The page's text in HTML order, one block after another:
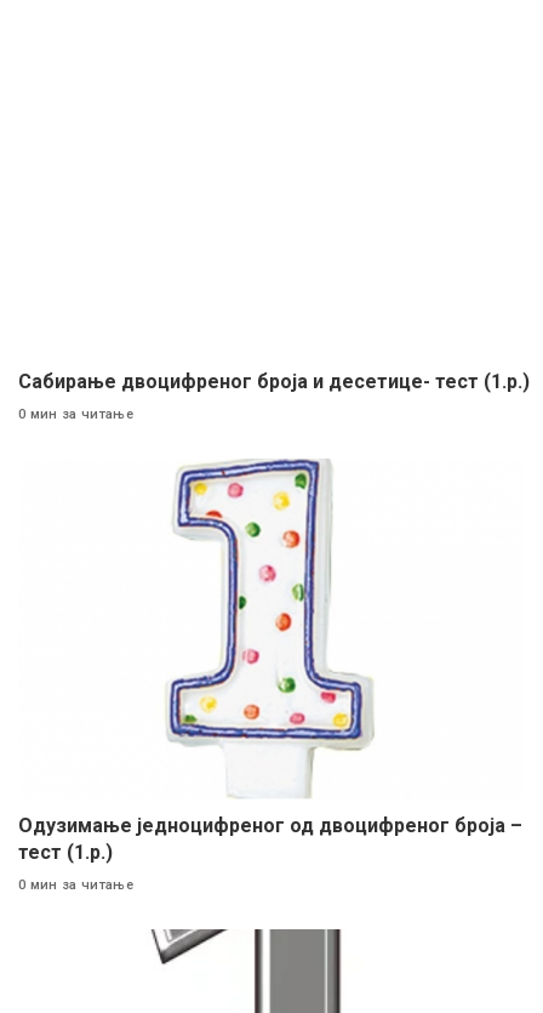
Сабирање двоцифреног броја и десетице- тест (1.р.)
0 мин за читање
Одузимање једноцифреног од двоцифреног броја –
тест (1.р.)
0 мин за читање